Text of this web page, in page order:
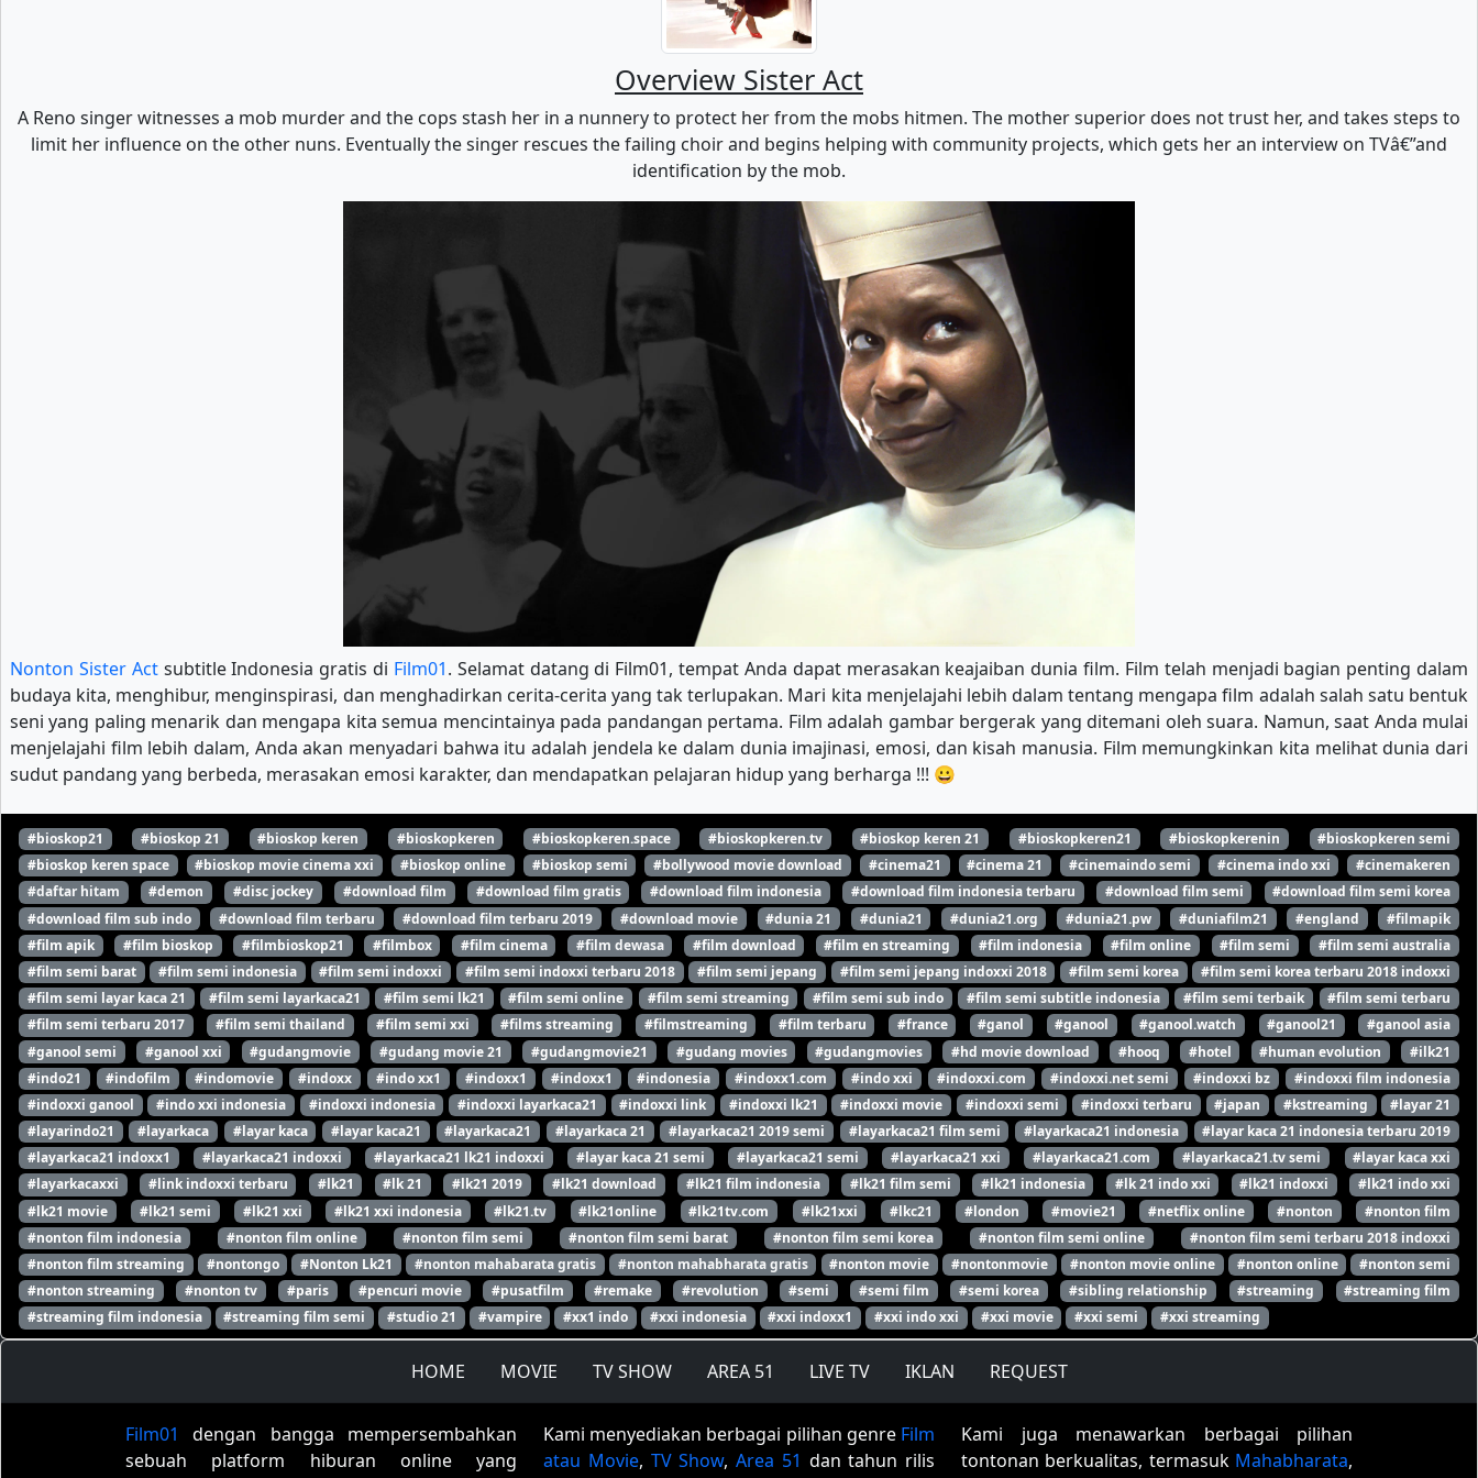
Overview Sister Act
A Reno singer witnesses a mob murder and the cops stash her in a nunnery to protect her from the mobs hitmen. The mother superior does not trust her, and takes steps to
limit her influence on the other nuns. Eventually the singer rescues the failing choir and begins helping with community projects, which gets her an interview on TVâ€”and
identification by the mob.
Nonton Sister Actsubtitle Indonesia gratis di Film01. Selamat datang di Film01, tempat Anda dapat merasakan keajaiban dunia film. Film telah menjadi bagian penting dalam
budaya kita, menghibur, menginspirasi, dan menghadirkan cerita-cerita yang tak terlupakan. Mari kita menjelajahi lebih dalam tentang mengapa film adalah salah satu bentuk
seni yang paling menarik dan mengapa kita semua mencintainya pada pandangan pertama. Film adalah gambar bergerak yang ditemani oleh suara. Namun, saat Anda mulai
menjelajahi film lebih dalam, Anda akan menyadari bahwa itu adalah jendela ke dalam dunia imajinasi, emosi, dan kisah manusia. Film memungkinkan kita melihat dunia dari
sudut pandang yang berbeda, merasakan emosi karakter, dan mendapatkan pelajaran hidup yang berharga !!! 😀
#bioskop21 #bioskop 21 #bioskop keren #bioskopkeren #bioskopkeren.space #bioskopkeren.tv #bioskop keren 21 #bioskopkeren21 #bioskopkerenin
#bioskopkeren semi
#bioskop keren space
#bioskop movie cinema xxi #bioskop online #bioskop semi #bollywood movie download #cinema21 #cinema 21 #cinemaindo semi #cinema indo xxi
#cinemakeren
#daftar hitam
#demon #disc jockey #download film #download film gratis #download film indonesia #download film indonesia terbaru #download film semi
#download film semi korea
#download film sub indo
#download film terbaru #download film terbaru 2019 #download movie #dunia 21 #dunia21 #dunia21.org #dunia21.pw #duniafilm21 #england
#filmapik
#film apik
#film bioskop #filmbioskop21 #filmbox #film cinema #film dewasa #film download #film en streaming #film indonesia #film online #film semi
#film semi australia
#film semi barat
#film semi indonesia #film semi indoxxi #film semi indoxxi terbaru 2018 #film semi jepang #film semi jepang indoxxi 2018 #film semi korea
#film semi korea terbaru 2018 indoxxi
#film semi layar kaca 21
#film semi layarkaca21 #film semi lk21 #film semi online #film semi streaming #film semi sub indo #film semi subtitle indonesia #film semi terbaik
#film semi terbaru
#film semi terbaru 2017
#film semi thailand #film semi xxi #films streaming #filmstreaming #film terbaru #france #ganol #ganool #ganool.watch #ganool21
#ganool asia
#ganool semi
#ganool xxi #gudangmovie #gudang movie 21 #gudangmovie21 #gudang movies #gudangmovies #hd movie download #hooq #hotel #human evolution
#ilk21
#indo21
#indofilm #indomovie #indoxx #indo xx1 #indoxx1 #indoxx1 #indonesia #indoxx1.com #indo xxi #indoxxi.com #indoxxi.net semi #indoxxi bz
#indoxxi film indonesia
#indoxxi ganool
#indo xxi indonesia #indoxxi indonesia #indoxxi layarkaca21 #indoxxi link #indoxxi lk21 #indoxxi movie #indoxxi semi #indoxxi terbaru #japan #kstreaming
#layar 21
#layarindo21
#layarkaca #layar kaca #layar kaca21 #layarkaca21 #layarkaca 21 #layarkaca21 2019 semi #layarkaca21 film semi #layarkaca21 indonesia
#layar kaca 21 indonesia terbaru 2019
#layarkaca21 indoxx1
#layarkaca21 indoxxi #layarkaca21 lk21 indoxxi #layar kaca 21 semi #layarkaca21 semi #layarkaca21 xxi #layarkaca21.com #layarkaca21.tv semi
#layar kaca xxi
#layarkacaxxi
#link indoxxi terbaru #lk21 #lk 21 #lk21 2019 #lk21 download #lk21 film indonesia #lk21 film semi #lk21 indonesia #lk 21 indo xxi #lk21 indoxxi
#lk21 indo xxi
#lk21 movie
#lk21 semi #lk21 xxi #lk21 xxi indonesia #lk21.tv #lk21online #lk21tv.com #lk21xxi #lkc21 #london #movie21 #netflix online #nonton
#nonton film
#nonton film indonesia
#nonton film online #nonton film semi #nonton film semi barat #nonton film semi korea #nonton film semi online
#nonton film semi terbaru 2018 indoxxi
#nonton film streaming
#nontongo #Nonton Lk21 #nonton mahabarata gratis #nonton mahabharata gratis #nonton movie #nontonmovie #nonton movie online #nonton online
#nonton semi
#nonton streaming
#nonton tv #paris #pencuri movie #pusatfilm #remake #revolution #semi #semi film #semi korea #sibling relationship #streaming
#streaming film
#streaming film indonesia
#streaming film semi #studio 21 #vampire #xx1 indo #xxi indonesia #xxi indoxx1 #xxi indo xxi #xxi movie #xxi semi #xxi streaming
HOME MOVIE TV SHOW AREA 51 LIVE TV IKLAN REQUEST
Film01
dengan bangga mempersembahkan
sebuah platform hiburan online yang
Kami menyediakan berbagai pilihan genre Film
atau Movie, TV Show, Area 51 dan tahun rilis
Kami juga menawarkan berbagai pilihan
tontonan berkualitas, termasuk Mahabharata,